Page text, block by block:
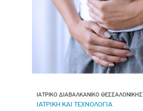
ΙΑΤΡΙΚΟ ΔΙΑΒΑΛΚΑΝΙΚΟ ΘΕΣΣΑΛΟΝΙΚΗΣ
ΙΑΤΡΙΚΗ ΚΑΙ ΤΕΧΝΟΛΟΓΙΑ